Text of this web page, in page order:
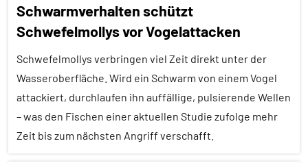
Brutpflege
Empfohlene
Artikel
Fische
In
Schwarmverhalten schützt
Schwefelmollys vor Vogelattacken
Schwefelmollys verbringen viel Zeit direkt unter der
Wasseroberfläche. Wird ein Schwarm von einem Vogel
attackiert, durchlaufen ihn auffällige, pulsierende Wellen
– was den Fischen einer aktuellen Studie zufolge mehr
Zeit bis zum nächsten Angriff verschafft.